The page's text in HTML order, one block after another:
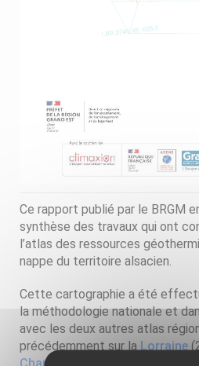
Ce rapport publié par le BRGM
synthèse des travaux qui ont
l’atlas des ressources
nappe du territoire alsacien.
Cette cartographie a été
la méthodologie nationale et
avec les deux autres atlas
précédemment sur laLorraine